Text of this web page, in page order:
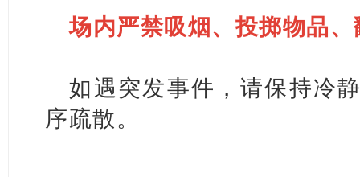
场内严禁吸烟、投掷物品
如遇突发事件，请保持冷
序疏散。